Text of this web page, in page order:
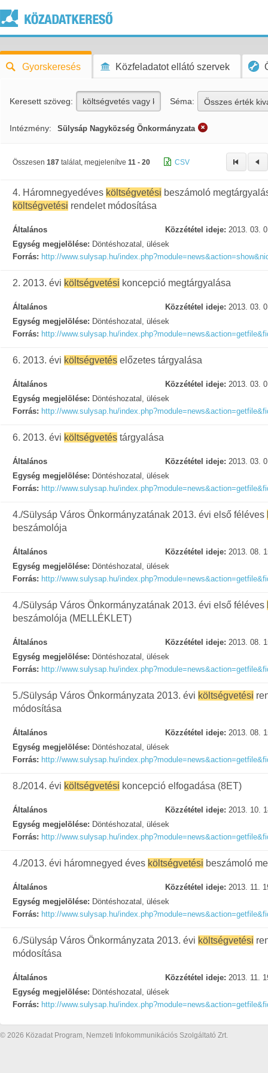
Gyorskeresés Közfeladatot ellátó szervek
Keresett szöveg: Séma: Összes érték
Intézmény: Sülysáp Nagyközség Önkormányzata
Összesen 187 találat, megjelenítve 11 - 20 CSV
4. Háromnegyedéves költségvetési beszámoló
költségvetési rendelet módosítása
Általános Közzététel ideje: 2013. 03.
Egység megjelölése: Döntéshozatal, ülések
Forrás: http://www.sulysap.hu/
2. 2013. évi költségvetési koncepció megtárgyalása
Általános Közzététel ideje: 2013. 03.
Egység megjelölése: Döntéshozatal, ülések
Forrás: http://www.sulysap.hu/
6. 2013. évi költségvetés előzetes tárgyalása
Általános Közzététel ideje: 2013. 03.
Egység megjelölése: Döntéshozatal, ülések
Forrás: http://www.sulysap.hu/
6. 2013. évi költségvetés tárgyalása
Általános Közzététel ideje: 2013. 03.
Egység megjelölése: Döntéshozatal, ülések
Forrás: http://www.sulysap.hu/
4./Sülysáp Város Önkormányzatának 2013. évi első féléves
beszámolója
Általános Közzététel ideje: 2013. 08.
Egység megjelölése: Döntéshozatal, ülések
Forrás: http://www.sulysap.hu/
4./Sülysáp Város Önkormányzatának 2013. évi első féléves
beszámolója (MELLÉKLET)
Általános Közzététel ideje: 2013. 08.
Egység megjelölése: Döntéshozatal, ülések
Forrás: http://www.sulysap.hu/
5./Sülysáp Város Önkormányzata 2013. évi költségvetési
módosítása
Általános Közzététel ideje: 2013. 08.
Egység megjelölése: Döntéshozatal, ülések
Forrás: http://www.sulysap.hu/
8./2014. évi költségvetési koncepció elfogadása (8ET)
Általános Közzététel ideje: 2013. 10.
Egység megjelölése: Döntéshozatal, ülések
Forrás: http://www.sulysap.hu/
4./2013. évi háromnegyed éves költségvetési beszámoló
Általános Közzététel ideje: 2013. 11.
Egység megjelölése: Döntéshozatal, ülések
Forrás: http://www.sulysap.hu/
6./Sülysáp Város Önkormányzata 2013. évi költségvetési
módosítása
Általános Közzététel ideje: 2013. 11.
Egység megjelölése: Döntéshozatal, ülések
Forrás: http://www.sulysap.hu/
© 2026 Közadat Program, Nemzeti Infokommunikációs Szolgáltató Zrt.